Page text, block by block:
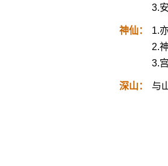
3.
神仙：
1.
2.
3.
深山： 与